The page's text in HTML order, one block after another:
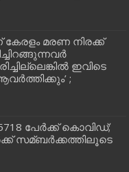
കേരളം മരണ നിരക്ക്
ഇവിടെ
;
പേര്‍ക്ക് കൊവിഡ്;
സമ്ബര്‍ക്കത്തിലൂടെ